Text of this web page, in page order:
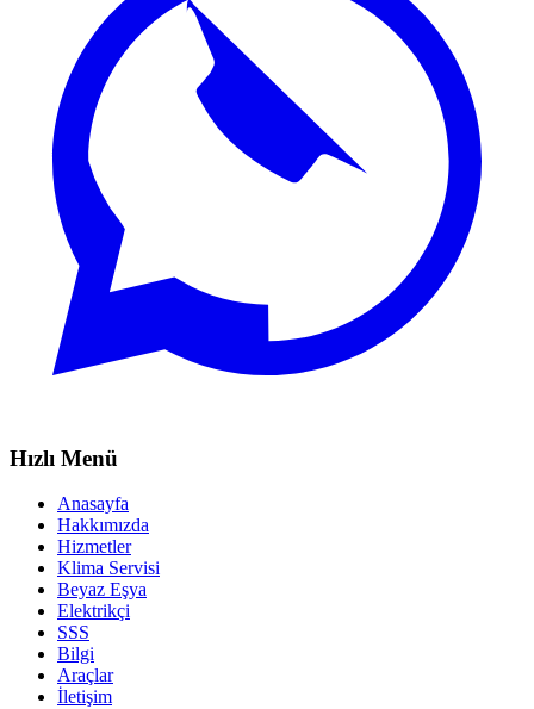
Hızlı Menü
Anasayfa
Hakkımızda
Hizmetler
Klima Servisi
Beyaz Eşya
Elektrikçi
SSS
Bilgi
Araçlar
İletişim